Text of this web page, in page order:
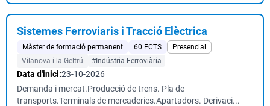
Sistemes Ferroviaris i Tracció Elèctrica
Màster de formació permanent 60 ECTS
Presencial
Vilanova i la Geltrú
#Indústria Ferroviària
Data d'inici:23-10-2026
Demanda i mercat.Producció de trens. Pla de
transports.Terminals de mercaderies.Apartadors. Derivaci...